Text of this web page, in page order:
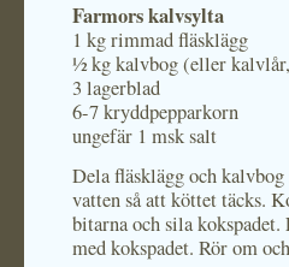
Farmors kalvsylta
1 kg rimmad fläsklägg
½ kg kalvbog (eller
3 lagerblad
6-7 kryddpepparkorn
ungefär 1 msk salt
Dela fläsklägg och
vatten så att köttet täcks.
bitarna och sila
med kokspadet. Rör om